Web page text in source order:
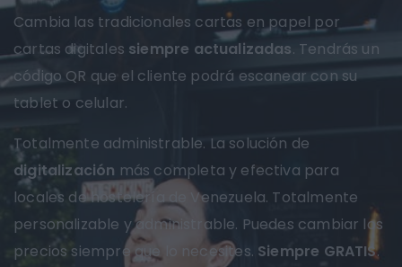
Cambia las tradicionales cartas en papel por
cartas digitales siempre actualizadas. Tendrás un
código QR que el cliente podrá escanear con su
tablet o celular.
Totalmente administrable. La solución de
digitalización más completa y efectiva para
locales de hostelería de Venezuela. Totalmente
personalizable y administrable. Puedes cambiar los
precios siempre que lo necesites. Siempre GRATIS.